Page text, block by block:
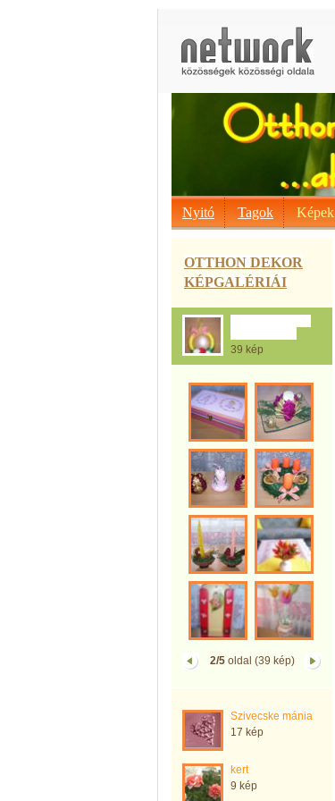
Nyitó Tagok Képek
OTTHON DEKOR
KÉPGALÉRIÁI
39 kép
2/5oldal (39 kép)
Szivecske mánia
17 kép
kert
9 kép